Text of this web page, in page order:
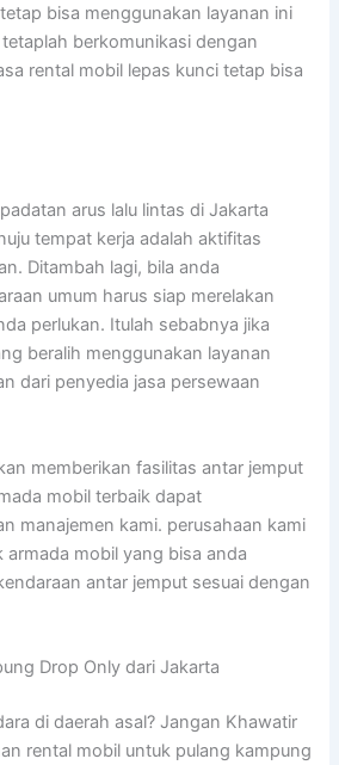
bisa menggunakan layanan ini
berkomunikasi dengan
rental mobil lepas kunci tetap bisa
arus lalu lintas di Jakarta
tempat kerja adalah aktifitas
Ditambah lagi, bila anda
umum harus siap merelakan
perlukan. Itulah sebabnya jika
beralih menggunakan layanan
dari penyedia jasa persewaan
memberikan fasilitas antar jemput
mobil terbaik dapat
manajemen kami. perusahaan kami
armada mobil yang bisa anda
antar jemput sesuai dengan
Drop Only dari Jakarta
di daerah asal? Jangan Khawatir
rental mobil untuk pulang kampung